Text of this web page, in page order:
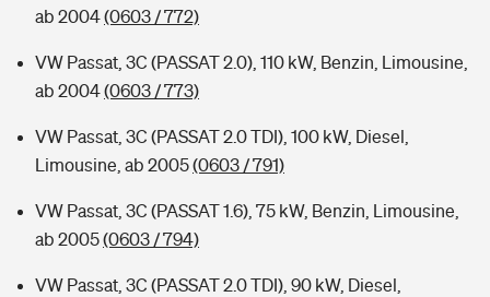
ab 2004(0603 / 772)
VW Passat, 3C (PASSAT 2.0), 110 kW, Benzin, Limousine,
ab 2004(0603 / 773)
VW Passat, 3C (PASSAT 2.0 TDI), 100 kW, Diesel,
Limousine, ab 2005(0603 / 791)
VW Passat, 3C (PASSAT 1.6), 75 kW, Benzin, Limousine,
ab 2005(0603 / 794)
VW Passat, 3C (PASSAT 2.0 TDI), 90 kW, Diesel,